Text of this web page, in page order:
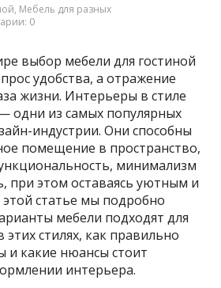
, Мебель для разных
0
выбор мебели для гостиной
удобства, а отражение
жизни. Интерьеры в стиле
одни из самых популярных
индустрии. Они способны
помещение в пространство,
минимализм
при этом оставаясь уютным и
статье мы подробно
мебели подходят для
стилях, как правильно
и какие нюансы стоит
интерьера.